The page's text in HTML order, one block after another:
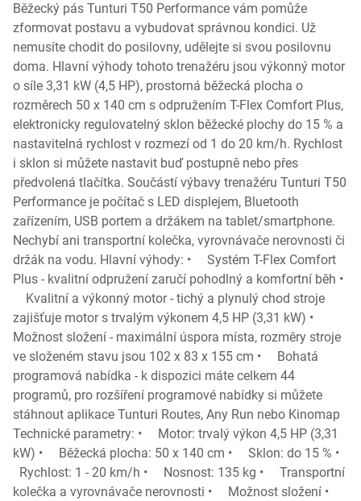
Běžecký pás Tunturi T50 Performance vám pomůže
zformovat postavu a vybudovat správnou kondici. Už
nemusíte chodit do posilovny, udělejte si svou posilovnu
doma. Hlavní výhody tohoto trenažéru jsou výkonný motor
o síle 3,31 kW (4,5 HP), prostorná běžecká plocha o
rozměrech 50 x 140 cm s odpružením T-Flex Comfort Plus,
elektronicky regulovatelný sklon běžecké plochy do 15 % a
nastavitelná rychlost v rozmezí od 1 do 20 km/h. Rychlost
i sklon si můžete nastavit buď postupně nebo přes
předvolená tlačítka. Součástí výbavy trenažéru Tunturi T50
Performance je počítač s LED displejem, Bluetooth
zařízením, USB portem a držákem na tablet/smartphone.
Nechybí ani transportní kolečka, vyrovnávače nerovnosti či
držák na vodu. Hlavní výhody: • Systém T-Flex Comfort
Plus - kvalitní odpružení zaručí pohodlný a komfortní běh •
Kvalitní a výkonný motor - tichý a plynulý chod stroje
zajišťuje motor s trvalým výkonem 4,5 HP (3,31 kW) •
Možnost složení - maximální úspora místa, rozměry stroje
ve složeném stavu jsou 102 x 83 x 155 cm • Bohatá
programová nabídka - k dispozici máte celkem 44
programů, pro rozšíření programové nabídky si můžete
stáhnout aplikace Tunturi Routes, Any Run nebo Kinomap
Technické parametry: • Motor: trvalý výkon 4,5 HP (3,31
kW) • Běžecká plocha: 50 x 140 cm • Sklon: do 15 % •
Rychlost: 1 - 20 km/h • Nosnost: 135 kg • Transportní
kolečka a vyrovnávače nerovnosti • Možnost složení •